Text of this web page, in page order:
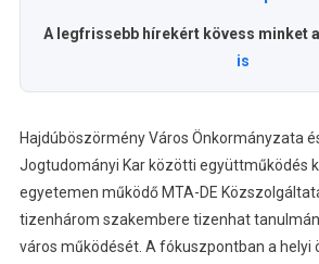
A legfrissebb hírekért kövess minket a
is
Hajdúböszörmény Város Önkormányzata
Jogtudományi Kar közötti együttműködés
egyetemen működő MTA-DE
tizenhárom szakembere tizenhat
város működését. A fókuszpontban a helyi